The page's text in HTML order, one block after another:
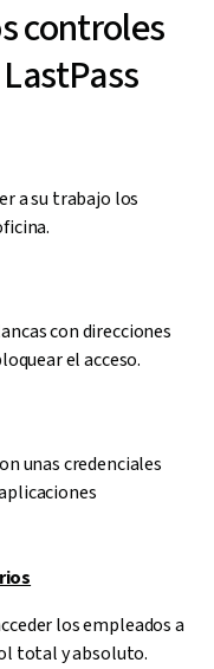
controles
a su trabajo los
con direcciones
el acceso.
unas credenciales
los empleados a
total y absoluto.